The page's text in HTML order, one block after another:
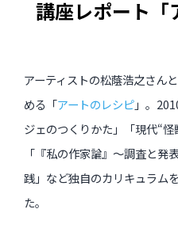
その他
講座レポート「
アーティストの松蔭浩之さん
める「アートのレシピ」。
ジェのつくりかた」「現代“怪
「『私の作家論』〜調査と
践」など独自のカリキュラム
た。